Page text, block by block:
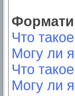
Что
Могу ли
Что
Могу ли